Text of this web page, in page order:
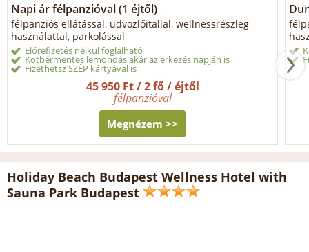
Napi ár félpanzióval (1 éjtől)
félpanziós ellátással, üdvözlőitallal, wellnessrészleg
használattal, parkolással
Előrefizetés nélkül foglalható
Kötbérmentes lemondás akár az érkezés napján is
Fizethetsz SZÉP kártyával is
45 950 Ft / 2 fő / éjtől
félpanzióval
Megnézem >>
Holiday Beach Budapest Wellness Hotel with
Sauna Park Budapest